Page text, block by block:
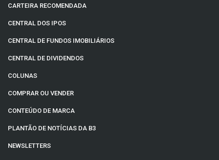
CARTEIRA RECOMENDADA
CENTRAL DOS IPOS
CENTRAL DE FUNDOS IMOBILIÁRIOS
CENTRAL DE DIVIDENDOS
COLUNAS
COMPRAR OU VENDER
CONTEÚDO DE MARCA
PLANTÃO DE NOTÍCIAS DA B3
NEWSLETTERS